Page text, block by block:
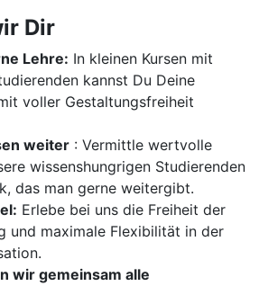
Dir
Lehre: In kleinen Kursen mit
kannst Du Deine
voller Gestaltungsfreiheit
weiter : Vermittle wertvolle
wissenshungrigen Studierenden
das man gerne weitergibt.
Erlebe bei uns die Freiheit der
und maximale Flexibilität in der
wir gemeinsam alle